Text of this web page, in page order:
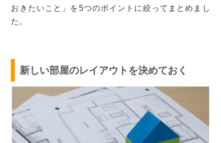
おきたいこと」を5つのポイントに絞ってまとめまし
た。
新しい部屋のレイアウトを決めておく